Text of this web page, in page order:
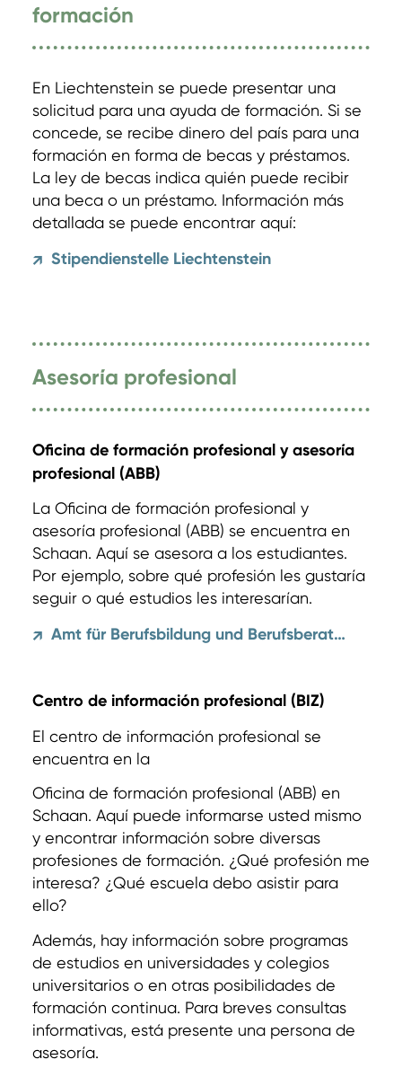
formación
En Liechtenstein se puede presentar una
solicitud para una ayuda de formación. Si se
concede, se recibe dinero del país para una
formación en forma de becas y préstamos.
La ley de becas indica quién puede recibir
una beca o un préstamo. Información más
detallada se puede encontrar aquí:
↗ Stipendienstelle Liechtenstein
Asesoría profesional
Oficina de formación profesional y asesoría
profesional (ABB)
La Oficina de formación profesional y
asesoría profesional (ABB) se encuentra en
Schaan. Aquí se asesora a los estudiantes.
Por ejemplo, sobre qué profesión les gustaría
seguir o qué estudios les interesarían.
↗ Amt für Berufsbildung und Berufsberatung
Centro de información profesional (BIZ)
El centro de información profesional se
encuentra en la
Oficina de formación profesional (ABB) en
Schaan. Aquí puede informarse usted mismo
y encontrar información sobre diversas
profesiones de formación. ¿Qué profesión me
interesa? ¿Qué escuela debo asistir para
ello?
Además, hay información sobre programas
de estudios en universidades y colegios
universitarios o en otras posibilidades de
formación continua. Para breves consultas
informativas, está presente una persona de
asesoría.